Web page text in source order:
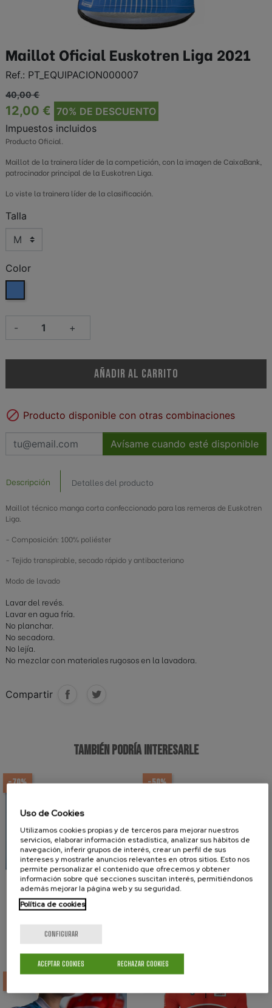
Maillot Oficial Euskotren Liga 2021
Ref.: PT_EQUIPACION000007
40,00 €
12,00 € 70% DE DESCUENTO
Impuestos incluidos
Producto Oficial.
Maillot de la trainera líder de la competición, con la imagen de CaixaBank,
patrocinador principal de la Euskotren Liga.
Lo viste la trainera líder de la clasificación.
Talla
Color
- +
AÑADIR AL CARRITO
 Producto disponible con otras combinaciones
Avísame cuando esté disponible
Descripción Detalles del producto
Maillot técnico manga corta confeccionado para las remeras de Euskotren
Liga.
- Composición: 100% poliéster
- Tejido transpirable, secado rápido y antibacteriano
Modo de lavado
Lavar del revés.
Lavar en agua fría.
No planchar.
No secadora.
No lejía.
No mezclar con materiales rugosos en la lavadora.
Compartir
TAMBIÉN PODRÍA INTERESARLE
Maillot Oficial
Precio base
40,00 € Precio
12,00 €
-70% -50%
Uso de Cookies
Utilizamos cookies propias y de terceros para mejorar nuestros
servicios, elaborar información estadística, analizar sus hábitos de
navegación, inferir grupos de interés, crear un perfil de sus
intereses y mostrarle anuncios relevantes en otros sitios. Esto nos
permite personalizar el contenido que ofrecemos y obtener
información sobre qué secciones suscitan interés, permitiéndonos
además mejorar la página web y su seguridad.
Política de cookies
CONFIGURAR
RECHAZAR COOKIES
ACEPTAR COOKIES